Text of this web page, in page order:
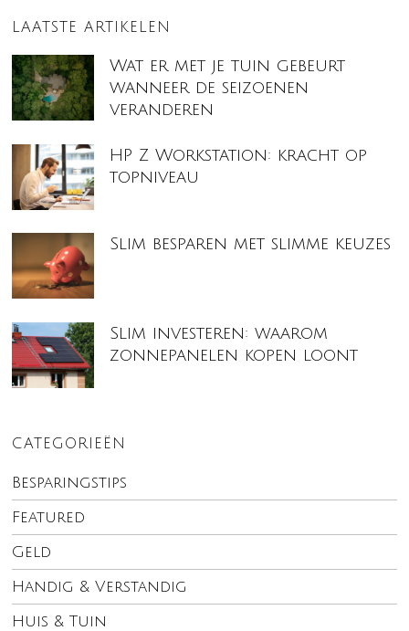
LAATSTE ARTIKELEN
Wat er met je tuin gebeurt
wanneer de seizoenen
veranderen
HP Z Workstation: kracht op
topniveau
Slim besparen met slimme keuzes
Slim investeren: waarom
zonnepanelen kopen loont
CATEGORIEËN
Besparingstips
Featured
Geld
Handig & Verstandig
Huis & Tuin